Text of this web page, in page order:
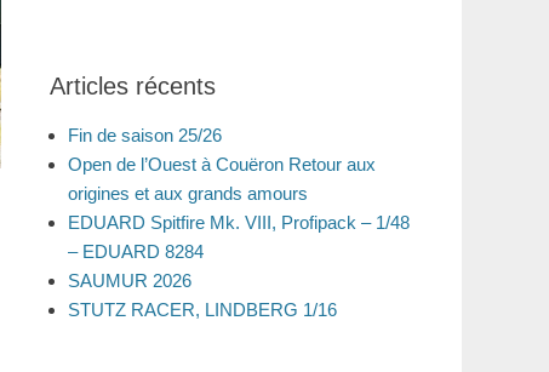
Articles récents
Fin de saison 25/26
Open de l’Ouest à Couëron Retour aux
origines et aux grands amours
EDUARD Spitfire Mk. VIII, Profipack – 1/48
– EDUARD 8284
SAUMUR 2026
STUTZ RACER, LINDBERG 1/16